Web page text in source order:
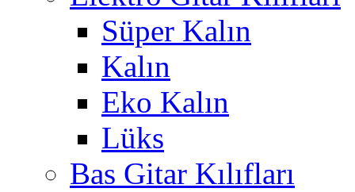
Süper Kalın
Kalın
Eko Kalın
Lüks
Bas Gitar Kılıfları